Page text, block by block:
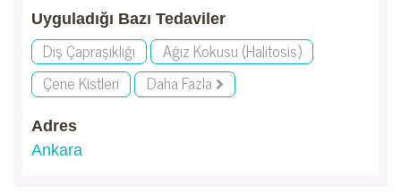
Uyguladığı Bazı Tedaviler
Diş Çapraşıklığı
Ağız Kokusu (Halitosis)
Çene Kistleri
Daha Fazla
Adres
Ankara